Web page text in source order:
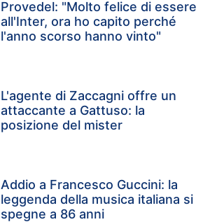
Provedel: "Molto felice di essere
all'Inter, ora ho capito perché
l'anno scorso hanno vinto"
L'agente di Zaccagni offre un
attaccante a Gattuso: la
posizione del mister
Addio a Francesco Guccini: la
leggenda della musica italiana si
spegne a 86 anni